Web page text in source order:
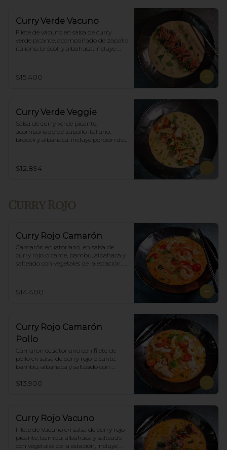
Curry Verde Vacuno
Filete de vacuno en salsa de curry
verde picante, acompañado de zapallo
italiano, brócoli y albahaca, incluye
$15.400
Curry Verde Veggie
Salsa de curry verde picante,
acompañado de zapallo italiano,
brócoli y albahaca, incluye porción de
$12.894
Curry Rojo
Curry Rojo Camarón
Camarón ecuatoriano  en salsa de
curry rojo picante, bambu, albahaca y
salteado con vegetales de la estación,
$14.400
Curry Rojo Camarón
Pollo
Camarón ecuatoriano con filete de
pollo en salsa de curry rojo picante,
bambu, albahaca y salteado con
porción de arroz blanco.
$13.900
Curry Rojo Vacuno
Filete de Vacuno en salsa de curry rojo
picante, bambu, albahaca y salteado
con vegetales de la estación, incluye